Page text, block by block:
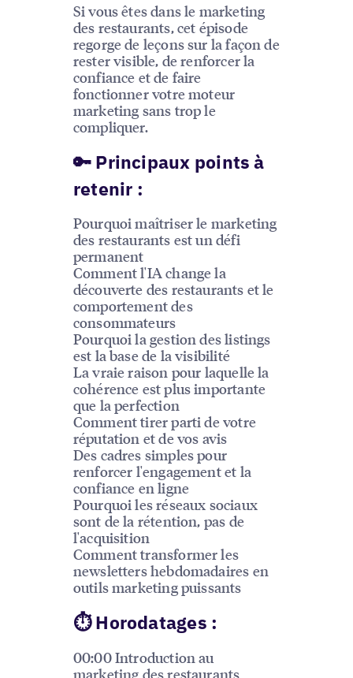
Si vous êtes dans le marketing
des restaurants, cet épisode
regorge de leçons sur la façon de
rester visible, de renforcer la
confiance et de faire
fonctionner votre moteur
marketing sans trop le
compliquer.
🔑 Principaux points à
retenir :
Pourquoi maîtriser le marketing
des restaurants est un défi
permanent
Comment l'IA change la
découverte des restaurants et le
comportement des
consommateurs
Pourquoi la gestion des listings
est la base de la visibilité
La vraie raison pour laquelle la
cohérence est plus importante
que la perfection
Comment tirer parti de votre
réputation et de vos avis
Des cadres simples pour
renforcer l'engagement et la
confiance en ligne
Pourquoi les réseaux sociaux
sont de la rétention, pas de
l'acquisition
Comment transformer les
newsletters hebdomadaires en
outils marketing puissants
⏱ Horodatages :
00:00 Introduction au
marketing des restaurants